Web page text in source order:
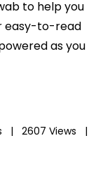
to help you
easy-to-read
as you
|
2607 Views |